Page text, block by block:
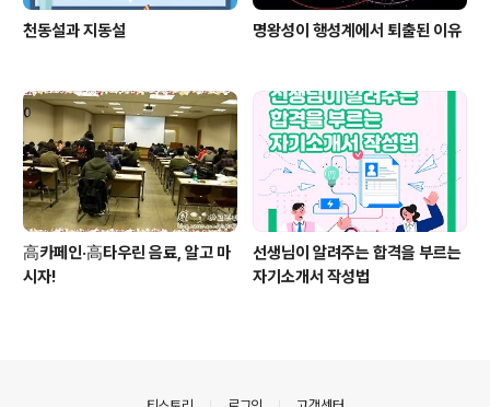
천동설과 지동설 명왕성이 행성계에서 퇴출된 이유
高카페인·高타우린 음료, 알고 마
시자!
선생님이 알려주는 합격을 부르는
자기소개서 작성법